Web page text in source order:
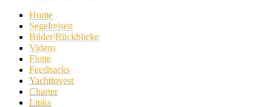
Home
Segelreisen
Bilder/Rückblicke
Videos
Flotte
Feedbacks
Yachtinvest
Charter
Links